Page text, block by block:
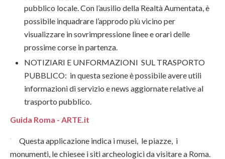
pubblico locale. Con l’ausilio della Realtà Aumentata, è
possibile inquadrare l’approdo più vicino per
visualizzare in sovrimpressione linee e orari delle
prossime corse in partenza.
NOTIZIARI E UNFORMAZIONI SUL TRASPORTO
PUBBLICO: in questa sezione è possibile avere utili
informazioni di servizio e news aggiornate relative al
trasporto pubblico.
Guida Roma - ARTE.it
Questa applicazione indica i musei, le piazze, i
monumenti, le chiesee i siti archeologici da visitare a Roma.